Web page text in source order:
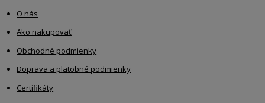
O nás
Ako nakupovať
Obchodné podmienky
Doprava a platobné podmienky
Certifikáty